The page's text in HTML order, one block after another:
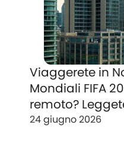
Viaggerete in
Mondiali FIFA
remoto?
24 giugno 2026